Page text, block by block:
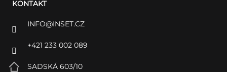
KONTAKT
INFO@INSET.CZ
+421 233 002 089
SADSKÁ 603/10